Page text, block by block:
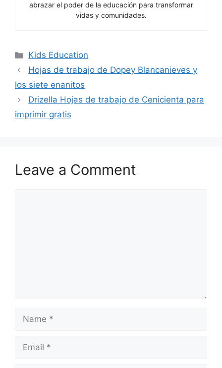
abrazar el poder de la educación para transformar
vidas y comunidades.
Categories
Kids Education
Hojas de trabajo de Dopey Blancanieves y
los siete enanitos
Drizella Hojas de trabajo de Cenicienta para
imprimir gratis
Leave a Comment
Name
Email